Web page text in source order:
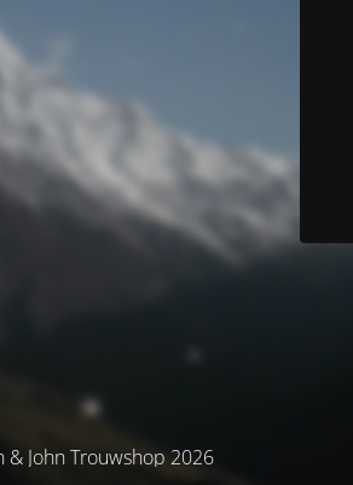
& John Trouwshop 2026